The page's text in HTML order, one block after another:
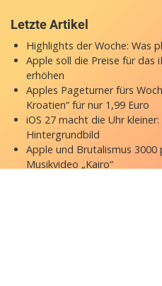
Letzte Artikel
Highlights der Woche: Was
Apple soll die Preise für das
erhöhen
Apples Pageturner fürs
Kroatien“ für nur 1,99 Euro
iOS 27 macht die Uhr
Hintergrundbild
Apple und Brutalismus 3000
Musikvideo „Kairo“